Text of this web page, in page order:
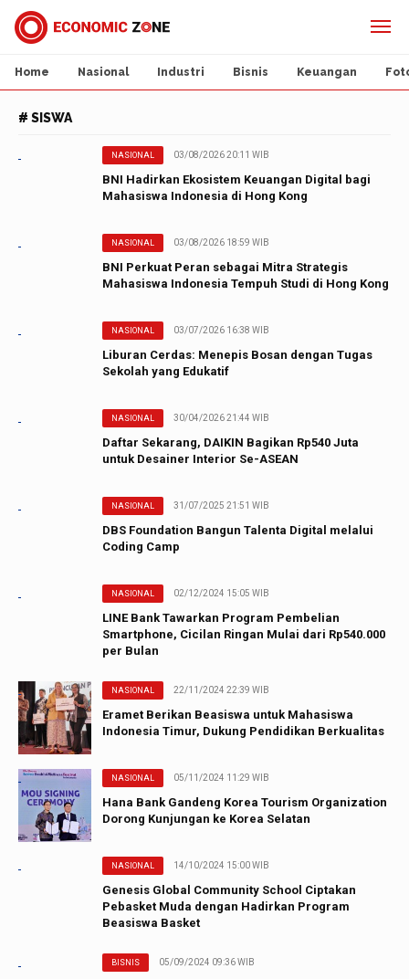
Home Nasional Industri Bisnis Keuangan
# SISWA
NASIONAL 03/08/2026 20:11 WIB
BNI Hadirkan Ekosistem Keuangan Digital bagi
Mahasiswa Indonesia di Hong Kong
NASIONAL 03/08/2026 18:59 WIB
BNI Perkuat Peran sebagai Mitra Strategis
Mahasiswa Indonesia Tempuh Studi di Hong Kong
NASIONAL 03/07/2026 16:38 WIB
Liburan Cerdas: Menepis Bosan dengan Tugas
Sekolah yang Edukatif
NASIONAL 30/04/2026 21:44 WIB
Daftar Sekarang, DAIKIN Bagikan Rp540 Juta
untuk Desainer Interior Se-ASEAN
NASIONAL 31/07/2025 21:51 WIB
DBS Foundation Bangun Talenta Digital melalui
Coding Camp
NASIONAL 02/12/2024 15:05 WIB
LINE Bank Tawarkan Program Pembelian
Smartphone, Cicilan Ringan Mulai dari Rp540.000
per Bulan
NASIONAL 22/11/2024 22:39 WIB
Eramet Berikan Beasiswa untuk Mahasiswa
Indonesia Timur, Dukung Pendidikan Berkualitas
NASIONAL 05/11/2024 11:29 WIB
Hana Bank Gandeng Korea Tourism Organization
Dorong Kunjungan ke Korea Selatan
NASIONAL 14/10/2024 15:00 WIB
Genesis Global Community School Ciptakan
Pebasket Muda dengan Hadirkan Program
Beasiswa Basket
BISNIS 05/09/2024 09:36 WIB